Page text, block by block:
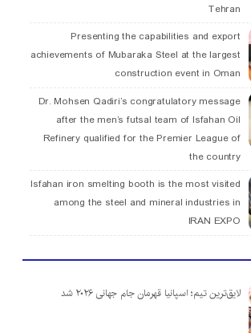
Tehran
Presenting the capabilities and export
achievements of Mubaraka Steel at the largest
construction event in Oman
Dr. Mohsen Qadiri’s congratulatory message
after the men’s futsal team of Isfahan Oil
Refinery qualified for the Premier League of
the country
Isfahan iron smelting booth is the most visited
among the steel and mineral industries in
IRAN EXPO
لایق‌ترین تیم؛ اسپانیا قهرمان جام جهانی ۲۰۲۶ شد